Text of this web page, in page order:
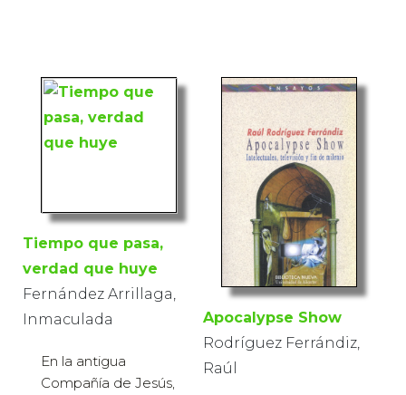
Tiempo que pasa,
verdad que huye
Fernández Arrillaga,
Inmaculada
En la antigua
Compañía de Jesús,
Apocalypse Show
Rodríguez Ferrándiz,
Raúl